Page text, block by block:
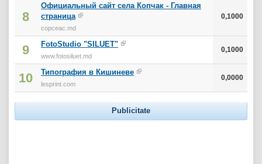
8
Официальный сайт села Копчак - Главная
страница
copceac.md
0,1000
9 FotoStudio "SILUET"
www.fotosiluet.md
0,1000
10 Типография в Кишиневе
lesprint.com
0,0000
Publicitate